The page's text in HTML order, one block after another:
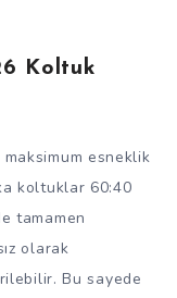
Koltuk
esneklik
koltuklar 60:40
tamamen
olarak
Bu sayede